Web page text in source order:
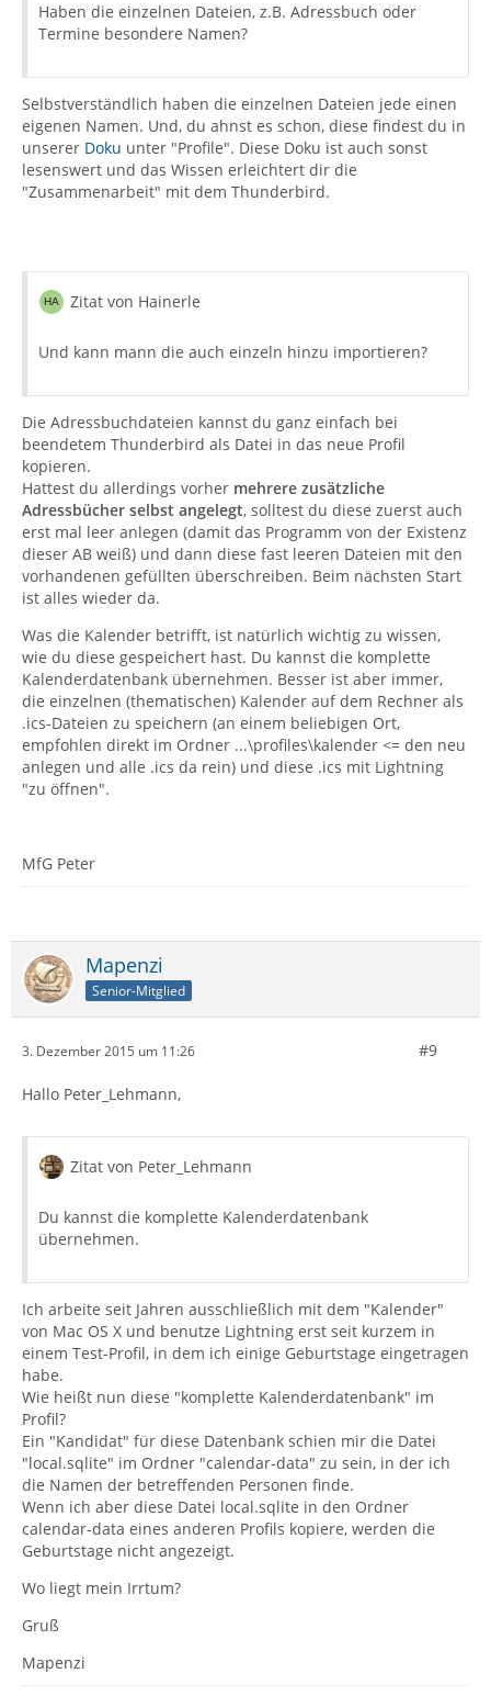
Haben die einzelnen Dateien, z.B. Adressbuch oder
Termine besondere Namen?
Selbstverständlich haben die einzelnen Dateien jede einen
eigenen Namen. Und, du ahnst es schon, diese findest du in
unserer Doku unter "Profile". Diese Doku ist auch sonst
lesenswert und das Wissen erleichtert dir die
"Zusammenarbeit" mit dem Thunderbird.
Zitat von Hainerle
Und kann mann die auch einzeln hinzu importieren?
Die Adressbuchdateien kannst du ganz einfach bei
beendetem Thunderbird als Datei in das neue Profil
kopieren.
Hattest du allerdings vorher mehrere zusätzliche
Adressbücher selbst angelegt, solltest du diese zuerst auch
erst mal leer anlegen (damit das Programm von der Existenz
dieser AB weiß) und dann diese fast leeren Dateien mit den
vorhandenen gefüllten überschreiben. Beim nächsten Start
ist alles wieder da.
Was die Kalender betrifft, ist natürlich wichtig zu wissen,
wie du diese gespeichert hast. Du kannst die komplette
Kalenderdatenbank übernehmen. Besser ist aber immer,
die einzelnen (thematischen) Kalender auf dem Rechner als
.ics-Dateien zu speichern (an einem beliebigen Ort,
empfohlen direkt im Ordner ...\profiles\kalender <= den neu
anlegen und alle .ics da rein) und diese .ics mit Lightning
"zu öffnen".
MfG Peter
Mapenzi
Senior-Mitglied
3. Dezember 2015 um 11:26 #9
Hallo Peter_Lehmann,
Zitat von Peter_Lehmann
Du kannst die komplette Kalenderdatenbank
übernehmen.
Ich arbeite seit Jahren ausschließlich mit dem "Kalender"
von Mac OS X und benutze Lightning erst seit kurzem in
einem Test-Profil, in dem ich einige Geburtstage eingetragen
habe.
Wie heißt nun diese "komplette Kalenderdatenbank" im
Profil?
Ein "Kandidat" für diese Datenbank schien mir die Datei
"local.sqlite" im Ordner "calendar-data" zu sein, in der ich
die Namen der betreffenden Personen finde.
Wenn ich aber diese Datei local.sqlite in den Ordner
calendar-data eines anderen Profils kopiere, werden die
Geburtstage nicht angezeigt.
Wo liegt mein Irrtum?
Gruß
Mapenzi